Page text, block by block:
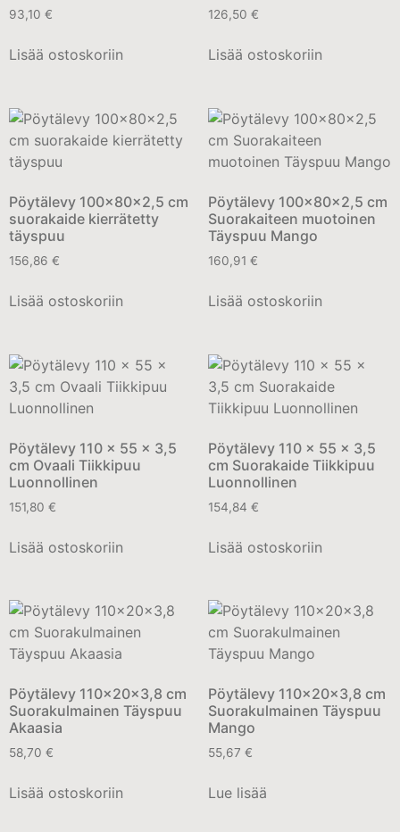
93,10 €
Lisää ostoskoriin
126,50 €
Lisää ostoskoriin
Pöytälevy 100x80x2,5 cm
suorakaide kierrätetty
täyspuu
156,86 €
Lisää ostoskoriin
Pöytälevy 100x80x2,5 cm
Suorakaiteen muotoinen
Täyspuu Mango
160,91 €
Lisää ostoskoriin
Pöytälevy 110 x 55 x 3,5
cm Ovaali Tiikkipuu
Luonnollinen
151,80 €
Lisää ostoskoriin
Pöytälevy 110 x 55 x 3,5
cm Suorakaide Tiikkipuu
Luonnollinen
154,84 €
Lisää ostoskoriin
Pöytälevy 110x20x3,8 cm
Suorakulmainen Täyspuu
Akaasia
58,70 €
Lisää ostoskoriin
Pöytälevy 110x20x3,8 cm
Suorakulmainen Täyspuu
Mango
55,67 €
Lue lisää